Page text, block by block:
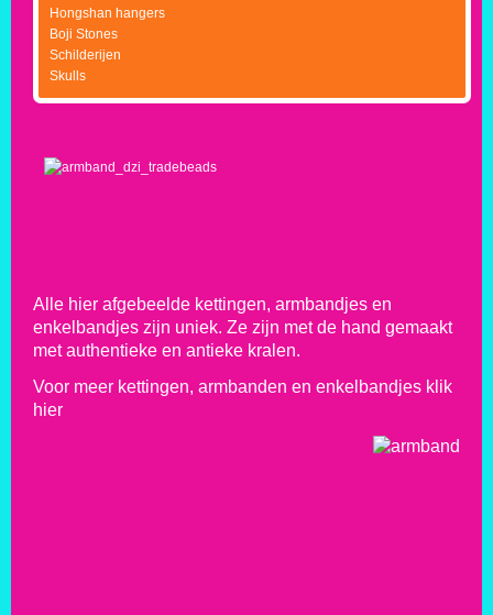
Hongshan hangers
Boji Stones
Schilderijen
Skulls
Alle hier afgebeelde kettingen, armbandjes en
enkelbandjes zijn uniek. Ze zijn met de hand gemaakt
met authentieke en antieke kralen.
Voor meer kettingen, armbanden en enkelbandjes klik
hier